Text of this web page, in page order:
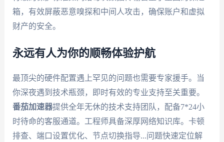
箱，有效屏蔽恶意嗅探和中间人攻击，确保账户和虚拟
财产的安全。
永远有人为你的顺畅体验护航
最顶尖的硬件配置遇上罕见的问题也需要专家援手。当
你深夜遇到技术瓶颈，即时有效的专业支持至关重要。
番茄加速器提供全年无休的技术支持团队，配备7*24小
时待命的客服通道。工程师具备深厚网络知识库。卡顿
排查、端口设置优化、节点切换指导...问题快速定位解